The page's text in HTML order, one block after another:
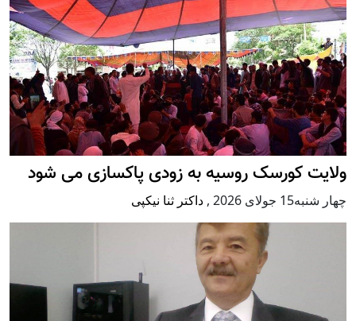
ولایت کورسک روسیه به زودی پاکسازی می شود
چهار شنبه15 جولای 2026 , داکتر ثنا نیکپی